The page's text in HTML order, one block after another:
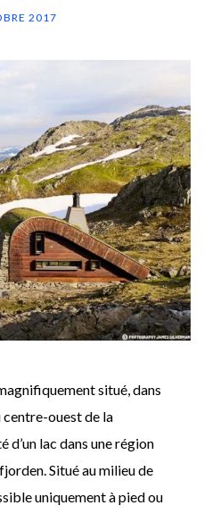
2017
situé, dans
ouest de la
lac dans une région
Situé au milieu de
uniquement à pied ou